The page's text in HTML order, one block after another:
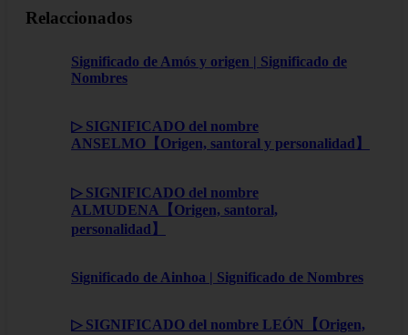
Relaccionados
Significado de Amós y origen | Significado de
Nombres
▷ SIGNIFICADO del nombre
ANSELMO【Origen, santoral y personalidad】
▷ SIGNIFICADO del nombre
ALMUDENA【Origen, santoral,
personalidad】
Significado de Ainhoa | Significado de Nombres
▷ SIGNIFICADO del nombre LEÓN【Origen,